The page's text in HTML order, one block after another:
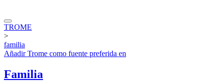
TROME
>
familia
AñadirTrome como fuente preferida en
Familia